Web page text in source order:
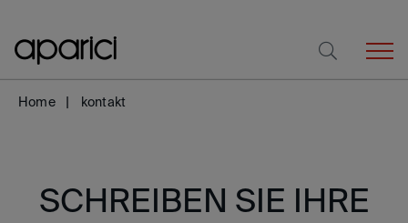
Home kontakt
SCHREIBEN SIE IHRE